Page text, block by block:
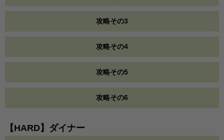
攻略その3
攻略その4
攻略その5
攻略その6
【HARD】ダイナー